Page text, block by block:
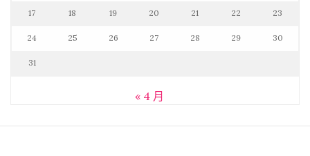
17 18 19 20 21 22 23
24 25 26 27 28 29 30
31
« 4 月